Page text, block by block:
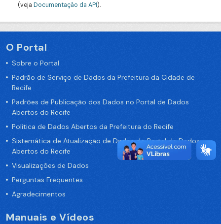
(veja Documentação da API).
O Portal
Sobre o Portal
Padrão de Serviço de Dados da Prefeitura da Cidade de
Recife
Padrões de Publicação dos Dados no Portal de Dados
Abertos do Recife
Política de Dados Abertos da Prefeitura do Recife
Sistemática de Atualização de Dados do Portal de Dados
Abertos do Recife
Visualizações de Dados
Perguntas Frequentes
Agradecimentos
Manuais e Vídeos